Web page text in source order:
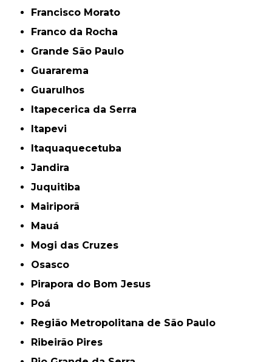
Francisco Morato
Franco da Rocha
Grande São Paulo
Guararema
Guarulhos
Itapecerica da Serra
Itapevi
Itaquaquecetuba
Jandira
Juquitiba
Mairiporã
Mauá
Mogi das Cruzes
Osasco
Pirapora do Bom Jesus
Poá
Região Metropolitana de São Paulo
Ribeirão Pires